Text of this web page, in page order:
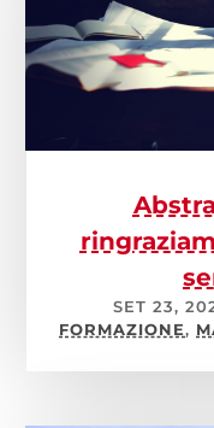
SET 23,
FORMAZIONE,